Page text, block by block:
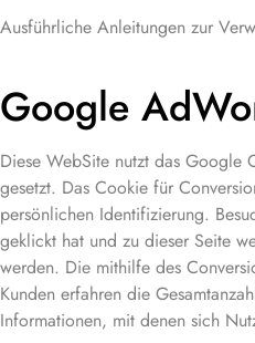
Ausführliche Anleitungen zur
Google
Diese WebSite nutzt das Google
gesetzt. Das Cookie für
persönlichen Identifizierung.
geklickt hat und zu dieser Seite
werden. Die mithilfe des
Kunden erfahren die
Informationen, mit denen sich